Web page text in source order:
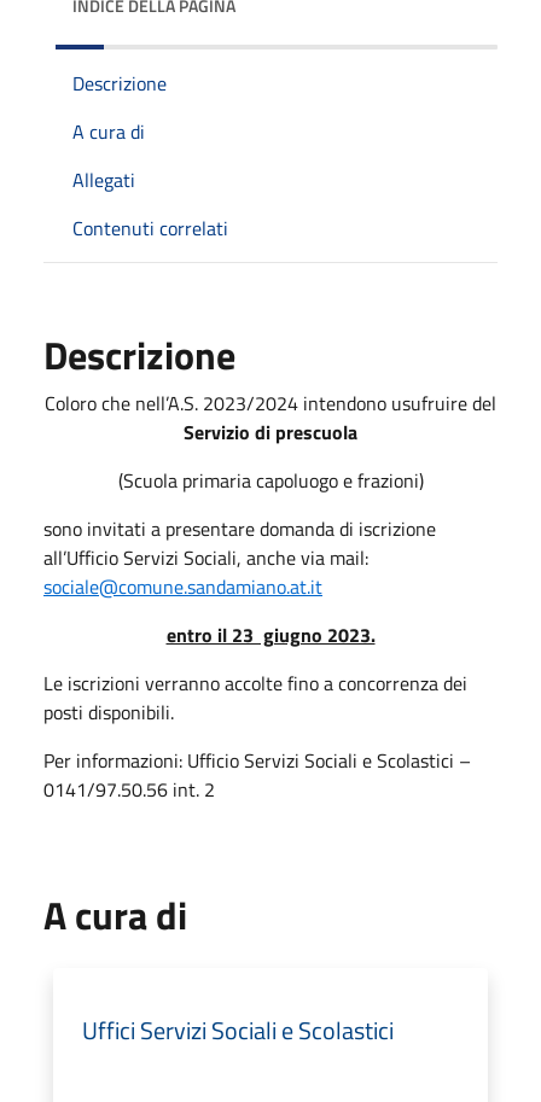
INDICE DELLA PAGINA
Descrizione
A cura di
Allegati
Contenuti correlati
Descrizione
Coloro che nell’A.S. 2023/2024 intendono usufruire del
Servizio di prescuola
(Scuola primaria capoluogo e frazioni)
sono invitati a presentare domanda di iscrizione
all’Ufficio Servizi Sociali, anche via mail:
sociale@comune.sandamiano.at.it
entro il 23 giugno 2023.
Le iscrizioni verranno accolte fino a concorrenza dei
posti disponibili.
Per informazioni: Ufficio Servizi Sociali e Scolastici –
0141/97.50.56 int. 2
A cura di
Uffici Servizi Sociali e Scolastici